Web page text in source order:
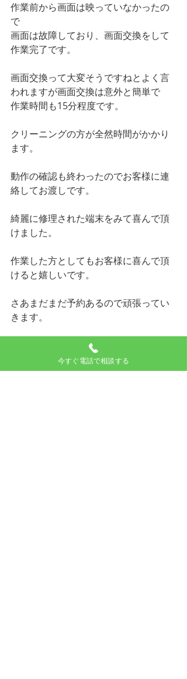
作業前から画面は映っていなかったの
で
画面は故障しており、画面交換をして
作業完了です。
画面交換って大変そうですねとよく言
われますが画面交換は意外と簡単で
作業時間も15分程度です。
クリーニングの方が全然時間がかかり
ます。
動作の確認も終わったのでお客様に連
絡してお渡しです。
綺麗に修理された端末をみて喜んで頂
けました。
作業した方としてもお客様に喜んで頂
けると嬉しいです。
さあまだまだ予約あるので頑張ってい
きます。
故障でお困りの方はお気軽にご相談く
iphoneXシリーズ
今すぐ電話で相談する